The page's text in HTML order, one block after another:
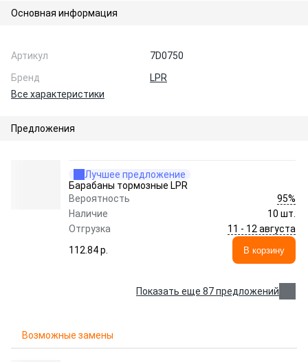
Основная информация
Артикул
7D0750
Бренд
LPR
Все характеристики
Предложения
Лучшее предложение
Барабаны тормозные LPR
Вероятность
95%
Наличие
10 шт.
Отгрузка
11 - 12 августа
112.84 p.
В корзину
Показать еще 87 предложений
Возможные замены